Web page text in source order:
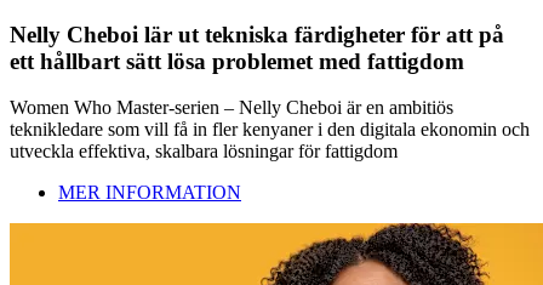
Nelly Cheboi lär ut tekniska färdigheter för att på
ett hållbart sätt lösa problemet med fattigdom
Women Who Master-serien – Nelly Cheboi är en ambitiös
teknikledare som vill få in fler kenyaner i den digitala ekonomin och
utveckla effektiva, skalbara lösningar för fattigdom
MER INFORMATION